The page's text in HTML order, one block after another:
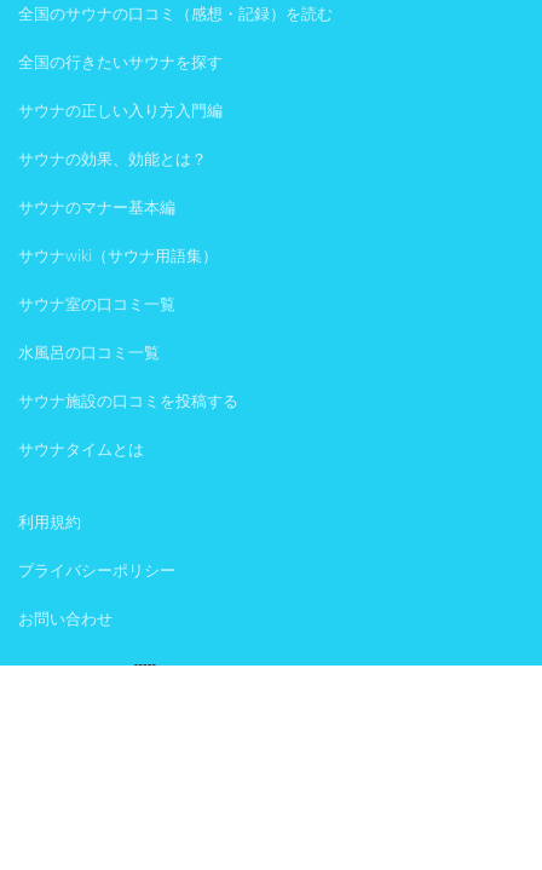
全国のサウナの口コミ（感想・記録）を読む
全国の行きたいサウナを探す
サウナの正しい入り方入門編
サウナの効果、効能とは？
サウナのマナー基本編
サウナwiki（サウナ用語集）
サウナ室の口コミ一覧
水風呂の口コミ一覧
サウナ施設の口コミを投稿する
サウナタイムとは
利用規約
プライバシーポリシー
お問い合わせ